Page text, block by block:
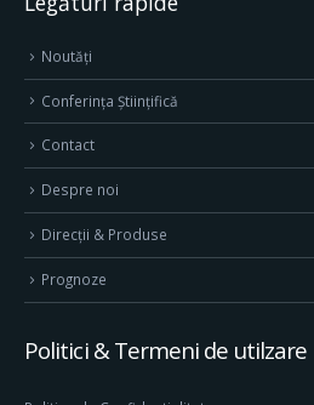
Noutăți
Conferința Științifică
Contact
Despre noi
Direcţii & Produse
Prognoze
Politici & Termeni de utilzare